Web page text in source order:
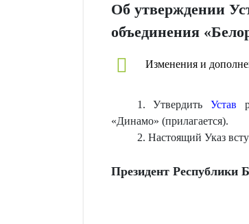
Об утверждении
объединения
Изменения и
1. УтвердитьУстав
«Динамо» (прилагается).
2. Настоящий Указ
Президент Республики